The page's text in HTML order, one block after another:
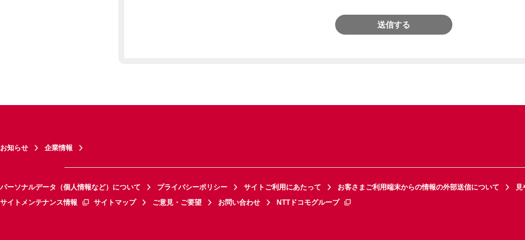
送信する
お知らせ 企業情報
パーソナルデータ（個人情報など）について プライバシーポリシー サイトご利用にあたって お客さまご利用端末からの情報の外部送信について
見
サイトメンテナンス情報
サイトマップ ご意見・ご要望 お問い合わせ NTTドコモグループ